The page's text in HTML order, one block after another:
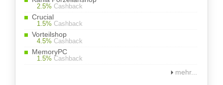
2.5% Cashback
Crucial
1.5% Cashback
Vorteilshop
4.5% Cashback
MemoryPC
1.5% Cashback
mehr...